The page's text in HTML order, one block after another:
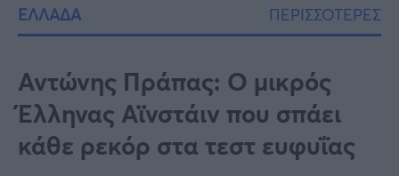
Οικονομία
Πολιτική
Τράπεζες
Επιδοτήσεις
Κόσμος
ΕΛΛΑΔΑ ΠΕΡΙΣΣΟΤΕΡΕΣ
Αντώνης Πράπας: O μικρός
Έλληνας Αϊνστάιν που σπάει
κάθε ρεκόρ στα τεστ ευφυΐας